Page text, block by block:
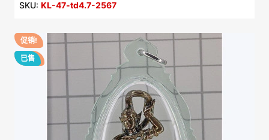
SKU: KL-47-td4.7-2567
促销!
-10%
已售